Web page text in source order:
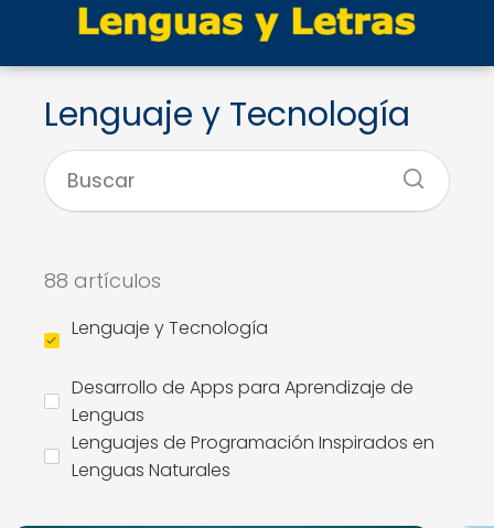
Lenguaje y Tecnología
88 artículos
Lenguaje y Tecnología
Desarrollo de Apps para Aprendizaje de
Lenguas
Lenguajes de Programación Inspirados en
Lenguas Naturales